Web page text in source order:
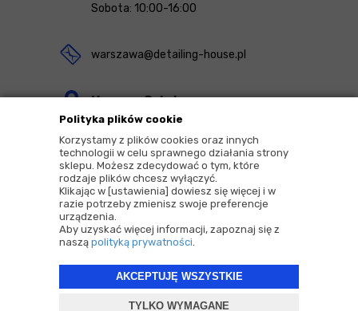
Polityka plików cookie
Korzystamy z plików cookies oraz innych
technologii w celu sprawnego działania strony
sklepu. Możesz zdecydować o tym, które
rodzaje plików chcesz wyłączyć.
Klikając w [ustawienia] dowiesz się więcej i w
razie potrzeby zmienisz swoje preferencje
urządzenia.
Aby uzyskać więcej informacji, zapoznaj się z
naszą polityką prywatności.
AKCEPTUJĘ WSZYSTKIE
TYLKO WYMAGANE
Sobota: 10:00-16:00
warszawa@detailing-house.pl
Magazyn Rekcin
Nomos Sp. z o.o. sp.k.
ul. Agrestowa 1
83-010 Rekcin
2026 © Copyrights by |Detailing House